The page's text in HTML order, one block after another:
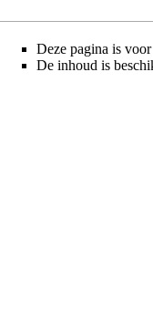
Deze pagina is
De inhoud is